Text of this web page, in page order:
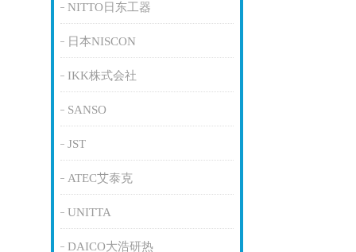
NITTO日东工器
日本NISCON
IKK株式会社
SANSO
JST
ATEC艾泰克
UNITTA
DAICO大浩研热